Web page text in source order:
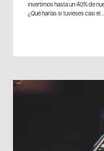
invertimos hasta un 40% de
¿Qué harías si tuvieses casi el...